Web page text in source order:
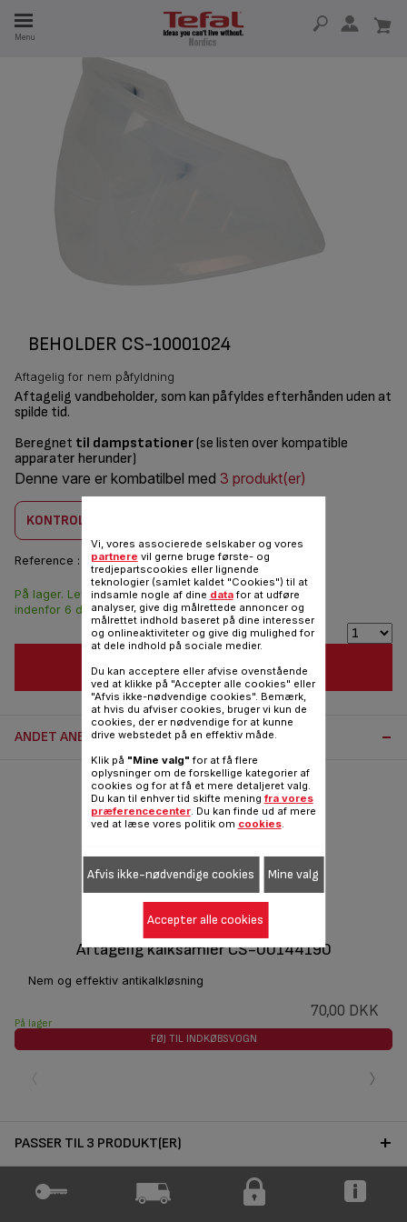
Menu
BEHOLDER CS-10001024
Aftagelig for nem påfyldning
Aftagelig vandbeholder, som kan påfyldes efterhånden uden at
spilde tid.
Beregnet til dampstationer(se listen over kompatible
apparater herunder)
Denne vare er kombatilbel med 3 produkt(er)
KONTROLLER KOMBABILITET
Reference : CS-10001024
187,00 DKK
På lager. Leveringen
indenfor 6 dage.
FØJ TIL INDKØBSVOGN
ANDET ANBEFALET TILBEHØR:
Aftagelig kalksamler CS-00144190
Nem og effektiv antikalkløsning
70,00 DKK
På lager
FØJ TIL INDKØBSVOGN
›
PASSER TIL 3 PRODUKT(ER)
Vi, vores associerede selskaber og vores
partnere vil gerne bruge første- og
tredjepartscookies eller lignende
teknologier (samlet kaldet "Cookies") til at
indsamle nogle af dine datafor at udføre
analyser, give dig målrettede annoncer og
målrettet indhold baseret på dine interesser
og onlineaktiviteter og give dig mulighed for
at dele indhold på sociale medier.
Du kan acceptere eller afvise ovenstående
ved at klikke på "Accepter alle cookies" eller
"Afvis ikke-nødvendige cookies". Bemærk,
at hvis du afviser cookies, bruger vi kun de
cookies, der er nødvendige for at kunne
drive webstedet på en effektiv måde.
Klik på "Mine valg" for at få flere
oplysninger om de forskellige kategorier af
cookies og for at få et mere detaljeret valg.
Du kan til enhver tid skifte mening fra vores
præferencecenter. Du kan finde ud af mere
ved at læse vores politik om cookies.
Afvis ikke-nødvendige cookies Mine valg
Accepter alle cookies